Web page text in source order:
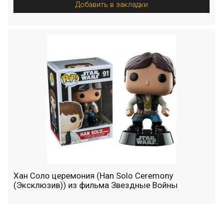
Добавить в закладки
Хан Соло церемония (Han Solo Ceremony
(Эксклюзив)) из фильма Звездные Войны